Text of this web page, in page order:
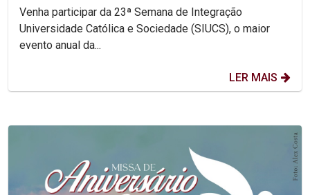
Venha participar da 23ª Semana de Integração
Universidade Católica e Sociedade (SIUCS), o maior
evento anual da...
LER MAIS